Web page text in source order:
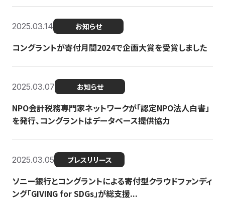
2025.03.14 お知らせ
コングラントが寄付月間2024で企画大賞を受賞しました
2025.03.07 お知らせ
NPO会計税務専門家ネットワークが「認定NPO法人白書」
を発行、コングラントはデータベース提供協力
2025.03.05 プレスリリース
ソニー銀行とコングラントによる寄付型クラウドファンディ
ング「GIVING for SDGs」が総支援...